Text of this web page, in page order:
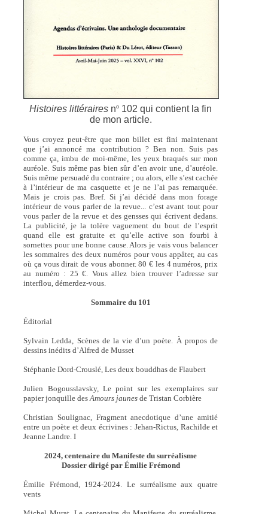
Histoires littéraires no 102 qui contient la fin
de mon article.
Vous croyez peut-être que mon billet est fini maintenant
que j’ai annoncé ma contribution ? Ben non. Suis pas
comme ça, imbu de moi-même, les yeux braqués sur mon
auréole. Suis même pas bien sûr d’en avoir une, d’auréole.
Suis même persuadé du contraire ; ou alors, elle s’est cachée
à l’intérieur de ma casquette et je ne l’ai pas remarquée.
Mais je crois pas. Bref. Si j’ai décidé dans mon forage
intérieur de vous parler de la revue... c’est avant tout pour
vous parler de la revue et des gensses qui écrivent dedans.
La publicité, je la tolère vaguement du bout de l’esprit
quand elle est gratuite et qu’elle active son fourbi à
sornettes pour une bonne cause. Alors je vais vous balancer
les sommaires des deux numéros pour vous appâter, au cas
où ça vous dirait de vous abonner. 80 € les 4 numéros, prix
au numéro : 25 €. Vous allez bien trouver l’adresse sur
interflou, démerdez-vous.
Sommaire du 101
Éditorial
Sylvain Ledda, Scènes de la vie d’un poète. À propos de
dessins inédits d’Alfred de Musset
Stéphanie Dord-Crouslé, Les deux bouddhas de Flaubert
Julien Bogousslavsky, Le point sur les exemplaires sur
papier jonquille desAmours jaunes de Tristan Corbière
Christian Soulignac, Fragment anecdotique d’une amitié
entre un poète et deux écrivines : Jehan-Rictus, Rachilde et
Jeanne Landre. I
2024, centenaire du Manifeste du surréalisme
Dossier dirigé par Émilie Frémond
Émilie Frémond, 1924-2024. Le surréalisme aux quatre
vents